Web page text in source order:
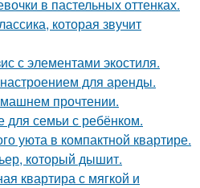
в пастельных оттенках.
которая звучит
с элементами экостиля.
для аренды.
прочтении.
для семьи с ребёнком.
уюта в компактной квартире.
который дышит.
квартира с мягкой и